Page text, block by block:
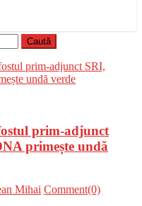
prim-adjunct
primește undă
Mihai Comment(0)